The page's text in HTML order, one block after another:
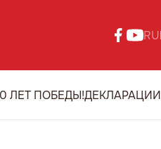
RU
ЛЕТ ПОБЕДЫ!ДЕКЛАРАЦИИ